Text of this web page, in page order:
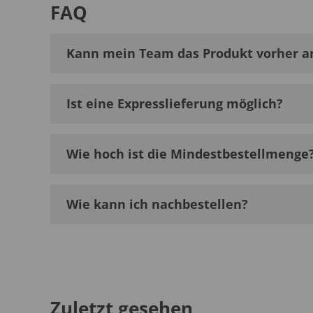
FAQ
Kann mein Team das Produkt vorher
Ist eine Expresslieferung möglich?
Wie hoch ist die
Wie kann ich nachbestellen?
Zuletzt gesehen